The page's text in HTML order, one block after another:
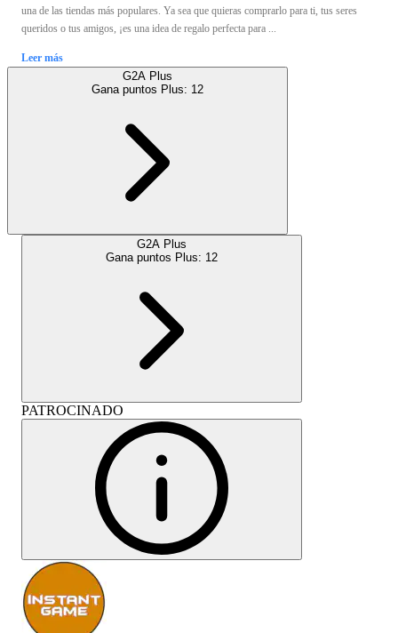
una de las tiendas más populares. Ya sea que quieras comprarlo para ti, tus seres
queridos o tus amigos, ¡es una idea de regalo perfecta para ...
Leer más
G2A Plus
Gana puntos Plus: 12
G2A Plus
Gana puntos Plus: 12
PATROCINADO